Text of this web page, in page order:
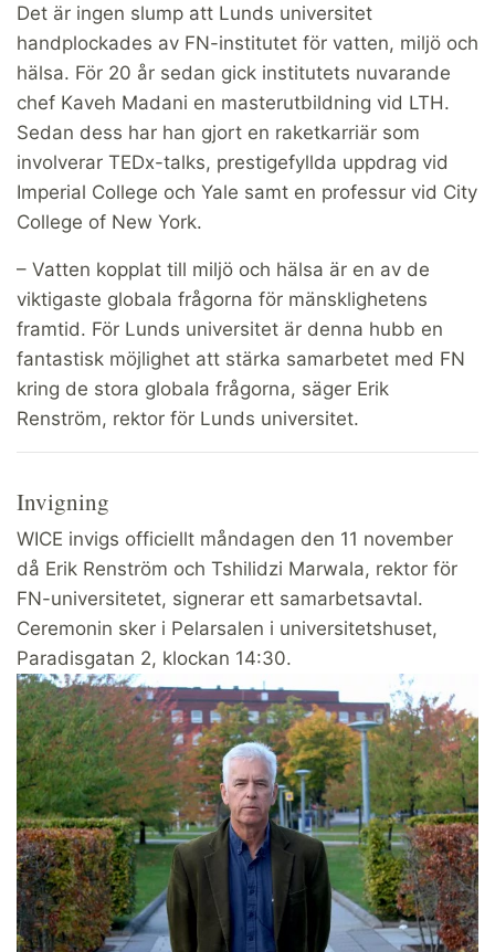
Det är ingen slump att Lunds universitet
handplockades av FN-institutet för vatten, miljö och
hälsa. För 20 år sedan gick institutets nuvarande
chef Kaveh Madani en masterutbildning vid LTH.
Sedan dess har han gjort en raketkarriär som
involverar TEDx-talks, prestigefyllda uppdrag vid
Imperial College och Yale samt en professur vid City
College of New York.
– Vatten kopplat till miljö och hälsa är en av de
viktigaste globala frågorna för mänsklighetens
framtid. För Lunds universitet är denna hubb en
fantastisk möjlighet att stärka samarbetet med FN
kring de stora globala frågorna, säger Erik
Renström, rektor för Lunds universitet.
Invigning
WICE invigs officiellt måndagen den 11 november
då Erik Renström och Tshilidzi Marwala, rektor för
FN-universitetet, signerar ett samarbetsavtal.
Ceremonin sker i Pelarsalen i universitetshuset,
Paradisgatan 2, klockan 14:30.